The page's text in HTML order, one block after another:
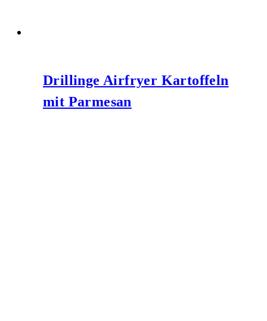
Drillinge Airfryer Kartoffeln
mit Parmesan